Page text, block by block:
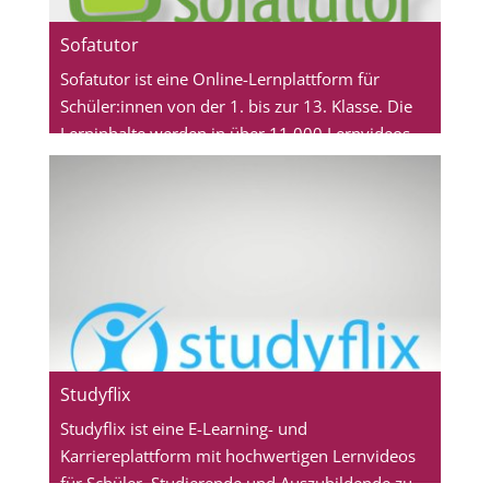
Sofatutor
Sofatutor ist eine Online-Lernplattform für
Schüler:innen von der 1. bis zur 13. Klasse. Die
Lerninhalte werden in über 11.000 Lernvideos
vermittelt und durch interaktive Übungen sowie
Studyflix
Studyflix ist eine E-Learning- und
Karriereplattform mit hochwertigen Lernvideos
für Schüler, Studierende und Auszubildende zu